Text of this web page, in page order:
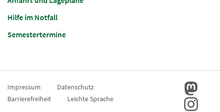
Hilfe im Notfall
Semestertermine
Impressum
Datenschutz
Barrierefreiheit
Leichte Sprache